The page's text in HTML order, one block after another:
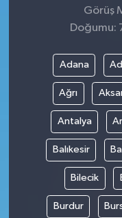
Görüş
Doğumu:
Adana
Ağrı
Antalya
Balıkesir
Bilecik
Burdur